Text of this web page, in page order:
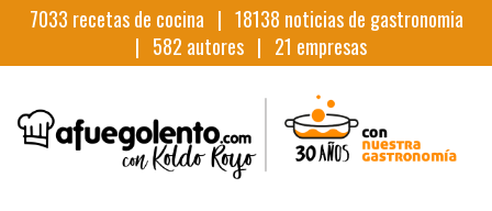
7033 recetas de cocina | 18138 noticias de gastronomia
| 582 autores | 21 empresas